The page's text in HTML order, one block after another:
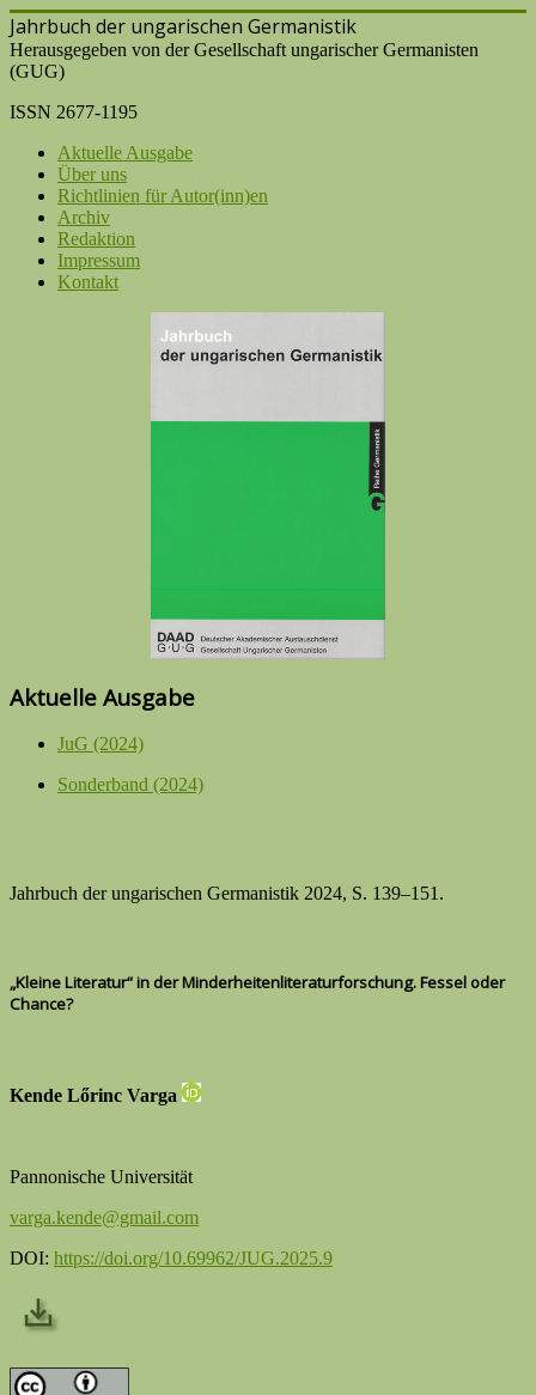
Jahrbuch der ungarischen Germanistik
Herausgegeben von der Gesellschaft ungarischer Germanisten
(GUG)
ISSN 2677-1195
Aktuelle Ausgabe
Über uns
Richtlinien für Autor(inn)en
Archiv
Redaktion
Impressum
Kontakt
Aktuelle Ausgabe
JuG (2024)
Sonderband (2024)
Jahrbuch der ungarischen Germanistik 2024, S. 139–151.
„Kleine Literatur“ in der Minderheitenliteraturforschung. Fessel oder
Chance?
Kende Lőrinc Varga
Pannonische Universität
varga.kende@gmail.com
DOI: https://doi.org/10.69962/JUG.2025.9